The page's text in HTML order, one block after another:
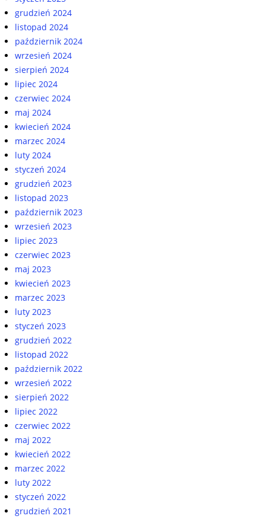
grudzień 2024
listopad 2024
październik 2024
wrzesień 2024
sierpień 2024
lipiec 2024
czerwiec 2024
maj 2024
kwiecień 2024
marzec 2024
luty 2024
styczeń 2024
grudzień 2023
listopad 2023
październik 2023
wrzesień 2023
lipiec 2023
czerwiec 2023
maj 2023
kwiecień 2023
marzec 2023
luty 2023
styczeń 2023
grudzień 2022
listopad 2022
październik 2022
wrzesień 2022
sierpień 2022
lipiec 2022
czerwiec 2022
maj 2022
kwiecień 2022
marzec 2022
luty 2022
styczeń 2022
grudzień 2021